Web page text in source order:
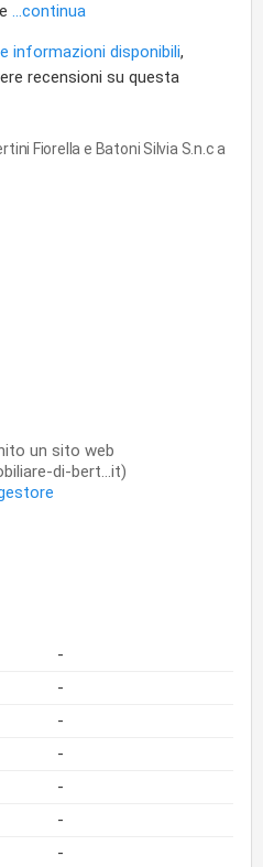
...continua
informazioni disponibili,
recensioni su questa
Fiorella e Batoni Silvia S.n.c a
un sito web
di-bert...it)
-
-
-
-
-
-
-